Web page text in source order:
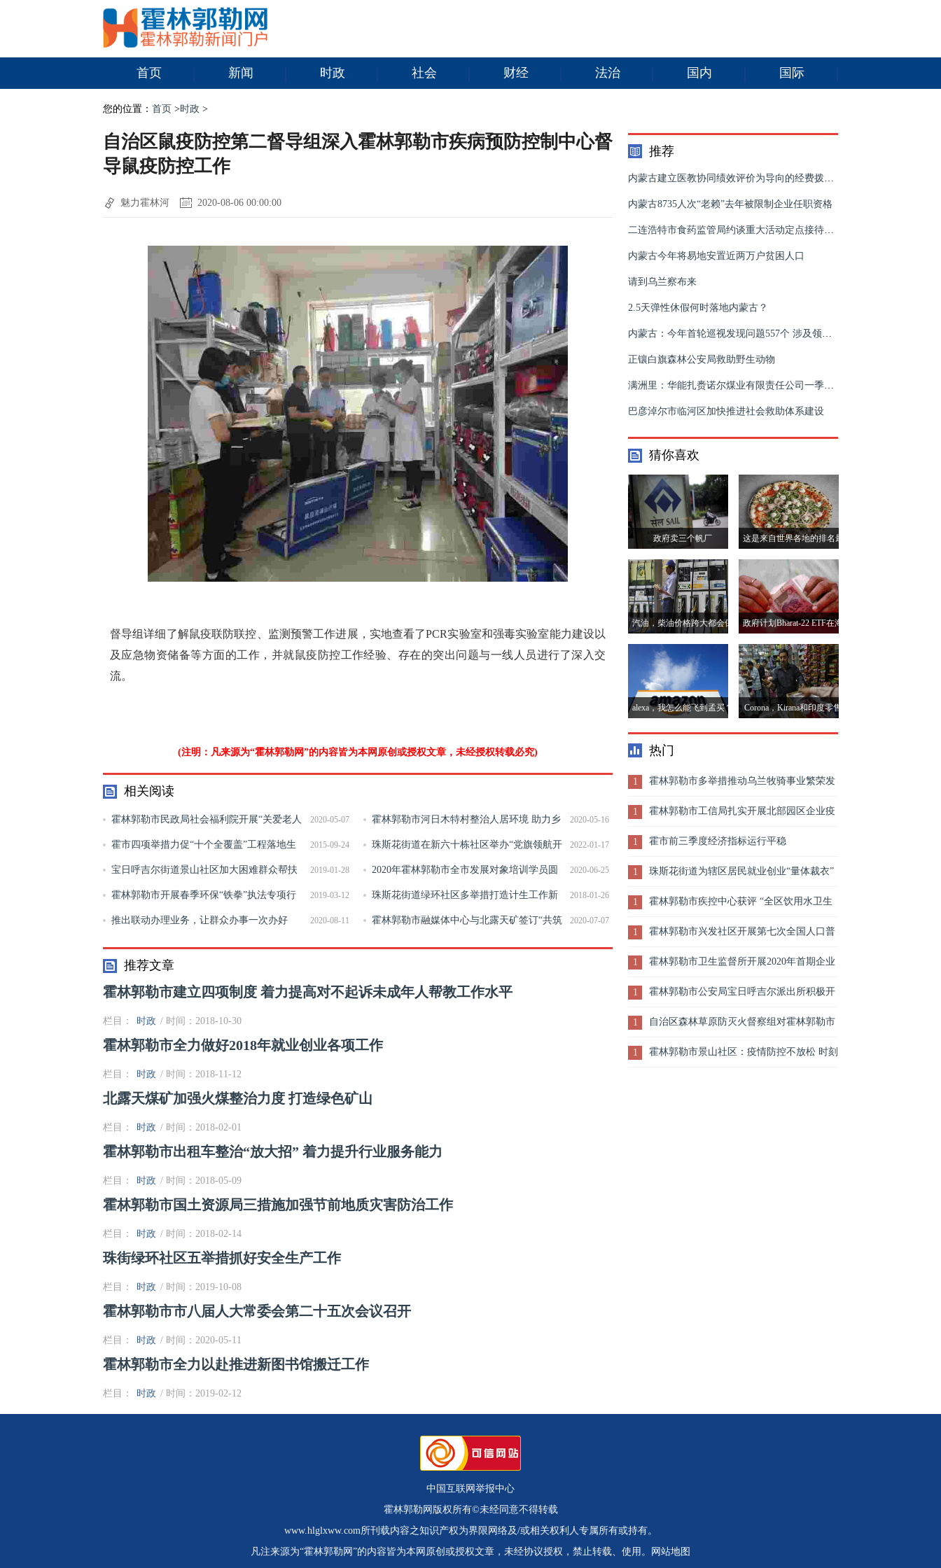
首页 新闻 时政 社会 财经 法治 国内 国际
您的位置： 首页 >时政 >
自治区鼠疫防控第二督导组深入霍林郭勒市疾病预防控制中心督
导鼠疫防控工作
魅力霍林河 2020-08-06 00:00:00
督导组详细了解鼠疫联防联控、监测预警工作进展，实地查看了PCR实验室和强毒实验室能力建设以
及应急物资储备等方面的工作，并就鼠疫防控工作经验、存在的突出问题与一线人员进行了深入交
流。
(注明：凡来源为“霍林郭勒网”的内容皆为本网原创或授权文章，未经授权转载必究)
相关阅读
2020-05-07
霍林郭勒市民政局社会福利院开展“关爱老人
情暖夕阳”健康周活动
2020-05-16
霍林郭勒市河日木特村整治人居环境 助力乡
村振兴
2015-09-24
霍市四项举措力促“十个全覆盖”工程落地生
根
2022-01-17
珠斯花街道在新六十栋社区举办“党旗领航开
启新征程 携手联心谱写新篇章”2021年度表彰大会暨迎新
春文艺汇演
2019-01-28
宝日呼吉尔街道景山社区加大困难群众帮扶
力度 解决群众实际困难
2020-06-25
2020年霍林郭勒市全市发展对象培训学员圆
满结业
2019-03-12
霍林郭勒市开展春季环保“铁拳”执法专项行
动
2018-01-26
珠斯花街道绿环社区多举措打造计生工作新
亮点
2020-08-11
推出联动办理业务，让群众办事一次办好 2020-07-07
霍林郭勒市融媒体中心与北露天矿签订“共筑
共建”协议
推荐文章
霍林郭勒市建立四项制度 着力提高对不起诉未成年人帮教工作水平
栏目： 时政 / 时间：2018-10-30
霍林郭勒市全力做好2018年就业创业各项工作
栏目： 时政 / 时间：2018-11-12
北露天煤矿加强火煤整治力度 打造绿色矿山
栏目： 时政 / 时间：2018-02-01
霍林郭勒市出租车整治“放大招” 着力提升行业服务能力
栏目： 时政 / 时间：2018-05-09
霍林郭勒市国土资源局三措施加强节前地质灾害防治工作
栏目： 时政 / 时间：2018-02-14
珠街绿环社区五举措抓好安全生产工作
栏目： 时政 / 时间：2019-10-08
霍林郭勒市市八届人大常委会第二十五次会议召开
栏目： 时政 / 时间：2020-05-11
霍林郭勒市全力以赴推进新图书馆搬迁工作
栏目： 时政 / 时间：2019-02-12
推荐
内蒙古建立医教协同绩效评价为导向的经费拨款机制
内蒙古8735人次“老赖”去年被限制企业任职资格
二连浩特市食药监管局约谈重大活动定点接待酒店
内蒙古今年将易地安置近两万户贫困人口
请到乌兰察布来
2.5天弹性休假何时落地内蒙古？
内蒙古：今年首轮巡视发现问题557个 涉及领导干部问题线索264件
正镶白旗森林公安局救助野生动物
满洲里：华能扎赉诺尔煤业有限责任公司一季度煤炭销售突破500万吨
巴彦淖尔市临河区加快推进社会救助体系建设
猜你喜欢
政府卖三个帆厂 这是来自世界各地的排名最
高的比萨饼
汽油，柴油价格跨大都会保
持不变
政府计划Bharat-22 ETF在海
外交易所上市
alexa，我怎么能飞到孟买？ Corona，Kirana和印度零售
热门
1 霍林郭勒市多举措推动乌兰牧骑事业繁荣发
展1 霍林郭勒市工信局扎实开展北部园区企业疫
情防控工作
1 霍市前三季度经济指标运行平稳
1 珠斯花街道为辖区居民就业创业“量体裁衣”
1 霍林郭勒市疾控中心获评 “全区饮用水卫生
监测旗县级先进单位 ”
1 霍林郭勒市兴发社区开展第七次全国人口普
查工作网上培训学习活动
1 霍林郭勒市卫生监督所开展2020年首期企业
职业卫生培训
1 霍林郭勒市公安局宝日呼吉尔派出所积极开
展“扫黄打非”宣传活动
1 自治区森林草原防灭火督察组对霍林郭勒市
秋冬森林草原防灭火工作进行督导检查
1 霍林郭勒市景山社区：疫情防控不放松 时刻
中国互联网举报中心
霍林郭勒网版权所有©未经同意不得转载
www.hlglxww.com所刊载内容之知识产权为界限网络及/或相关权利人专属所有或持有。
凡注来源为“霍林郭勒网”的内容皆为本网原创或授权文章，未经协议授权，禁止转载、使用。
网站地图